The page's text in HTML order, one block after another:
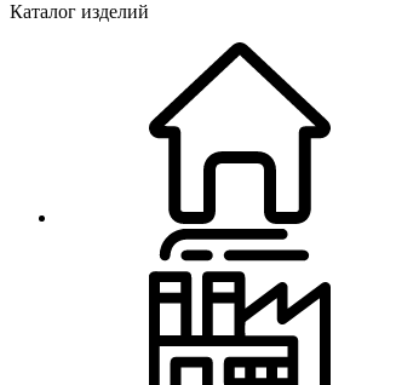
Каталог изделий